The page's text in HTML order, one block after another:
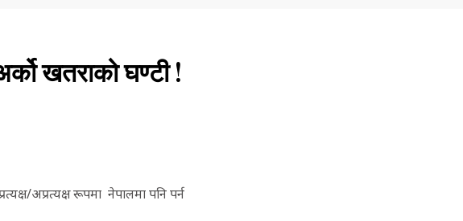
खतराको घण्टी !
अप्रत्यक्ष रूपमा नेपालमा पनि पर्न